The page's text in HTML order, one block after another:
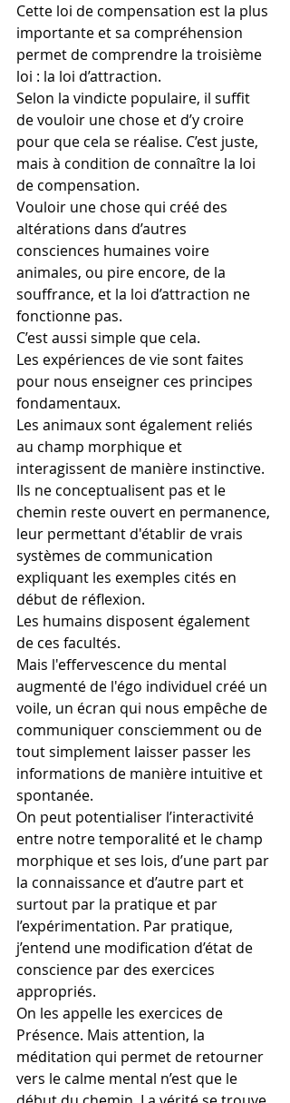
Cette loi de compensation est la plus
importante et sa compréhension
permet de comprendre la troisième
loi : la loi d’attraction.
Selon la vindicte populaire, il suffit
de vouloir une chose et d’y croire
pour que cela se réalise. C’est juste,
mais à condition de connaître la loi
de compensation.
Vouloir une chose qui créé des
altérations dans d’autres
consciences humaines voire
animales, ou pire encore, de la
souffrance, et la loi d’attraction ne
fonctionne pas.
C’est aussi simple que cela.
Les expériences de vie sont faites
pour nous enseigner ces principes
fondamentaux.
Les animaux sont également reliés
au champ morphique et
interagissent de manière instinctive.
Ils ne conceptualisent pas et le
chemin reste ouvert en permanence,
leur permettant d'établir de vrais
systèmes de communication
expliquant les exemples cités en
début de réflexion.
Les humains disposent également
de ces facultés.
Mais l'effervescence du mental
augmenté de l'égo individuel créé un
voile, un écran qui nous empêche de
communiquer consciemment ou de
tout simplement laisser passer les
informations de manière intuitive et
spontanée.
On peut potentialiser l’interactivité
entre notre temporalité et le champ
morphique et ses lois, d’une part par
la connaissance et d’autre part et
surtout par la pratique et par
l’expérimentation. Par pratique,
j’entend une modification d’état de
conscience par des exercices
appropriés.
On les appelle les exercices de
Présence. Mais attention, la
méditation qui permet de retourner
vers le calme mental n’est que le